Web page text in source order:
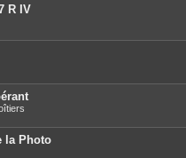
R IV
la Photo